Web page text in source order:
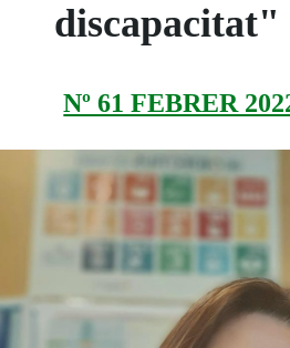
discapacitat"
Nº 61 FEBRER